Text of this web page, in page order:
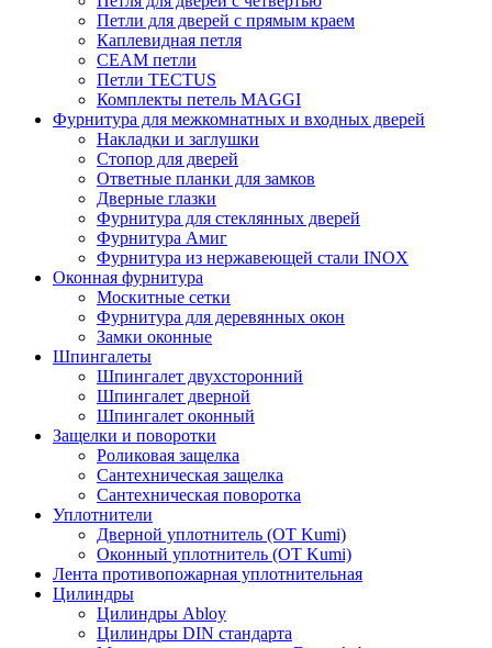
Петли для дверей с прямым краем
Каплевидная петля
CEAM петли
Петли TECTUS
Комплекты петель MAGGI
Фурнитура для межкомнатных и входных дверей
Накладки и заглушки
Стопор для дверей
Ответные планки для замков
Дверные глазки
Фурнитура для стеклянных дверей
Фурнитура Амиг
Фурнитура из нержавеющей стали INOX
Оконная фурнитура
Москитные сетки
Фурнитура для деревянных окон
Замки оконные
Шпингалеты
Шпингалет двухсторонний
Шпингалет дверной
Шпингалет оконный
Защелки и поворотки
Роликовая защелка
Сантехническая защелка
Сантехническая поворотка
Уплотнители
Дверной уплотнитель (OT Kumi)
Оконный уплотнитель (OT Kumi)
Лента противопожарная уплотнительная
Цилиндры
Цилиндры Abloy
Цилиндры DIN стандарта